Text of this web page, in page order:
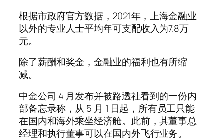
根据市政府官方数据，2021年，上海金融业
以外的专业人士平均年可支配收入为7.8万
元。
除了薪酬和奖金，金融业的福利也有所缩
减。
中金公司 4 月发布并被路透社看到的一份内
部备忘录称，从 5 月 1 日起，所有员工只能
在国内和海外乘坐经济舱。此前，其董事总
经理和执行董事可以在国内外飞行业务。